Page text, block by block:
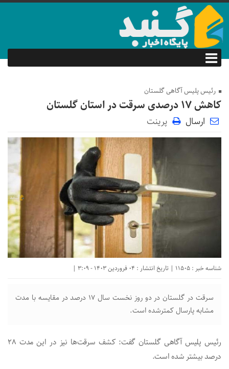
رئیس پلیس آگاهی گلستان
کاهش ۱۷ درصدی سرقت در استان گلستان
ارسال پرینت
شناسه خبر : 11505 | تاریخ انتشار : 04 فروردین 1403 - 3:09 |
سرقت در گلستان در دو روز نخست سال ۱۷ درصد در مقایسه با مدت
مشابه پارسال کمترشده است.
رئیس پلیس آگاهی گلستان گفت: کشف سرقت‌ها نیز در این مدت ۲۸
درصد بیشتر شده است.